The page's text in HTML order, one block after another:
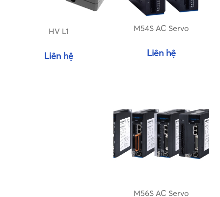
HV L1
Liên hệ
M54S AC Servo
Liên hệ
M56S AC Servo